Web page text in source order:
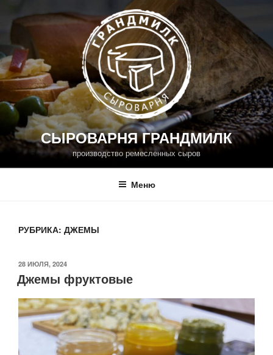
СЫРОВАРНЯ ГРАНДМИЛК
производство ремесленных сыров
Меню
РУБРИКА: ДЖЕМЫ
ОПУБЛИКОВАНО
28 ИЮЛЯ, 2024
Джемы фруктовые